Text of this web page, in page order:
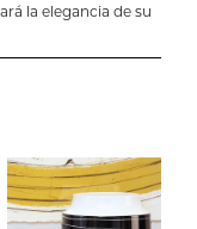
la elegancia de su